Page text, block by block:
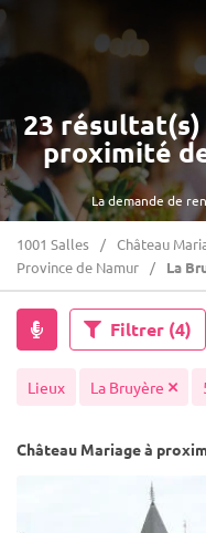
La demande de
23 résultat(s)
proximité
1001 Salles Château
Province de Namur
La
Filtrer (4)
Lieux La Bruyère
Château Mariage à